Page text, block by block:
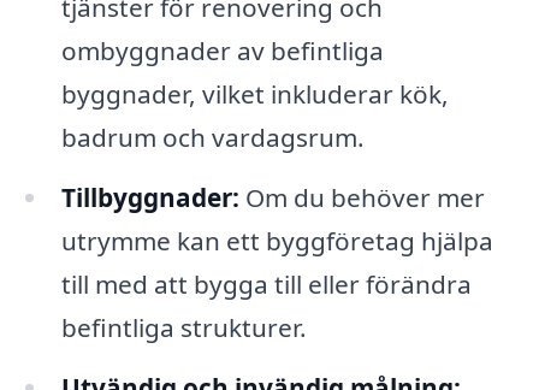
tjänster för renovering och
ombyggnader av befintliga
byggnader, vilket inkluderar kök,
badrum och vardagsrum.
Tillbyggnader: Om du behöver mer
utrymme kan ett byggföretag hjälpa
till med att bygga till eller förändra
befintliga strukturer.